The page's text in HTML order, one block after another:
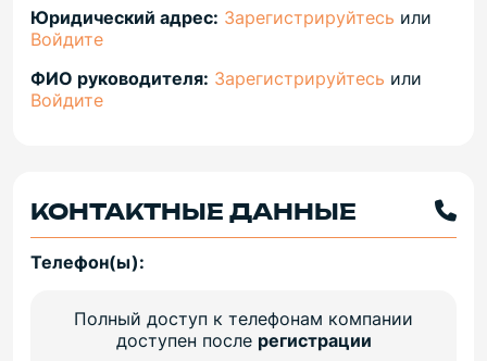
Юридический адрес: Зарегистрируйтесь или
Войдите
ФИО руководителя: Зарегистрируйтесь или
Войдите
КОНТАКТНЫЕ ДАННЫЕ
Телефон(ы):
Полный доступ к телефонам компании
доступен после регистрации